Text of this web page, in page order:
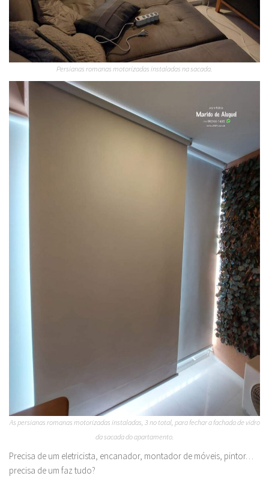
Persianas romanas motorizadas instaladas na sacada.
As persianas romanas motorizadas instaladas, 3 no total, para fechar a fachada de vidro
da sacada do apartamento.
Precisa de um eletricista, encanador, montador de móveis, pintor…
precisa de um faz tudo?